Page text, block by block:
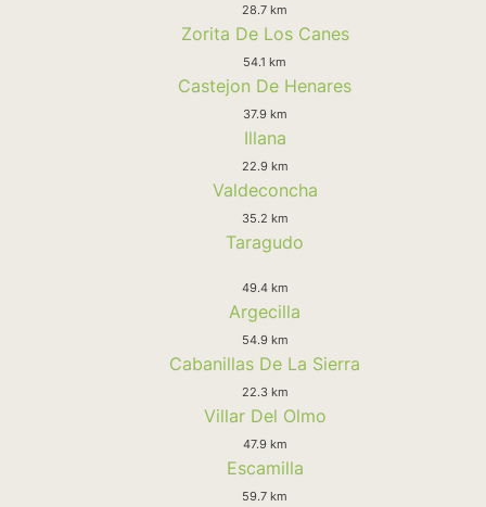
28.7 km
Zorita De Los Canes
54.1 km
Castejon De Henares
37.9 km
Illana
22.9 km
Valdeconcha
35.2 km
Taragudo
49.4 km
Argecilla
54.9 km
Cabanillas De La Sierra
22.3 km
Villar Del Olmo
47.9 km
Escamilla
59.7 km